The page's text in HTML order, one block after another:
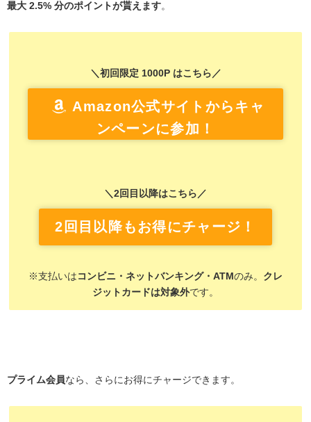
最大 2.5% 分のポイントが貰えます。
＼初回限定 1000P はこちら／
Amazon公式サイトからキャ
ンペーンに参加！
＼2回目以降はこちら／
2回目以降もお得にチャージ！
※支払いは コンビニ・ネットバンキング・ATMのみ。 クレ
ジットカードは対象外です。
プライム会員なら、さらにお得にチャージできます。